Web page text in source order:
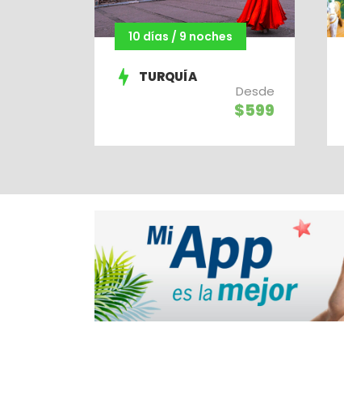
10 días / 9 noches
TURQUÍA
Desde
$599